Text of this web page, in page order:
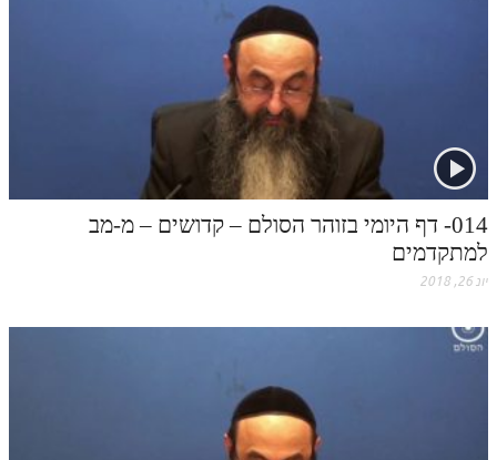
הזוהר הקדוש משפטים מתקדמים
הזוהר הקדוש תרומה מתקדמים
הזוהר הקדוש ספרא דצניעותא
הזוהר הקדוש תצווה השקפה
הזוהר הקדוש תצווה מתקדמים
ספר הזוהר הקדוש כי תשא השקפה
ספר הזוהר הקדוש כי תשא מתקדמים
ספר הזוהר הקדוש ויקהל מתקדמים
ספר הזוהר הקדוש פיקודי מתחילים
014- דף היומי בזוהר הסולם – קדושים – מ-מב
למתקדמים
יונ 26, 2018